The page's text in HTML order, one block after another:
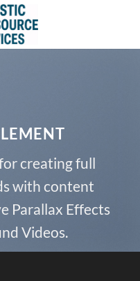
creating full
with content
Parallax Effects
Videos.